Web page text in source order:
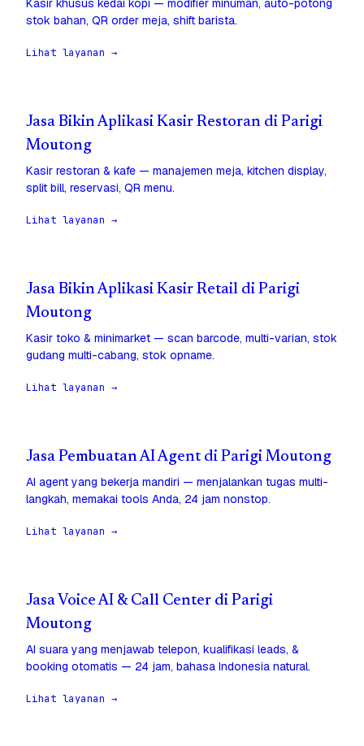
Kasir khusus kedai kopi — modifier minuman, auto-potong
stok bahan, QR order meja, shift barista.
Lihat layanan →
Jasa Bikin Aplikasi Kasir Restoran di Parigi
Moutong
Kasir restoran & kafe — manajemen meja, kitchen display,
split bill, reservasi, QR menu.
Lihat layanan →
Jasa Bikin Aplikasi Kasir Retail di Parigi
Moutong
Kasir toko & minimarket — scan barcode, multi-varian, stok
gudang multi-cabang, stok opname.
Lihat layanan →
Jasa Pembuatan AI Agent di Parigi Moutong
AI agent yang bekerja mandiri — menjalankan tugas multi-
langkah, memakai tools Anda, 24 jam nonstop.
Lihat layanan →
Jasa Voice AI & Call Center di Parigi
Moutong
AI suara yang menjawab telepon, kualifikasi leads, &
booking otomatis — 24 jam, bahasa Indonesia natural.
Lihat layanan →